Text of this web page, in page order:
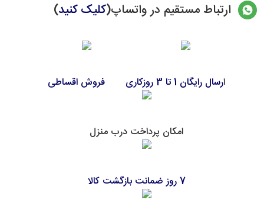
ارتباط مستقیم در واتساپ(کلیک کنید)
ارسال رایگان 1 تا 3 روزکاری فروش اقساطی
امکان پرداخت درب منزل
7 روز ضمانت بازگشت کالا